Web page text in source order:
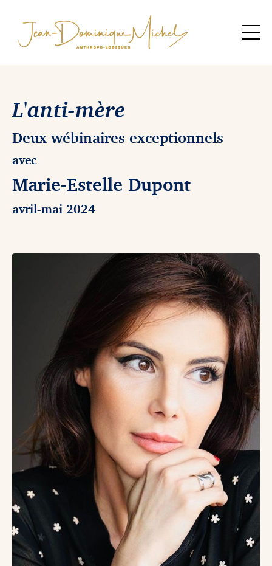
L'anti-mère
Deux wébinaires exceptionnels
avec
Marie-Estelle Dupont
avril-mai 2024